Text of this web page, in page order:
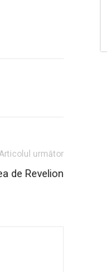
Articolul următor
de Revelion